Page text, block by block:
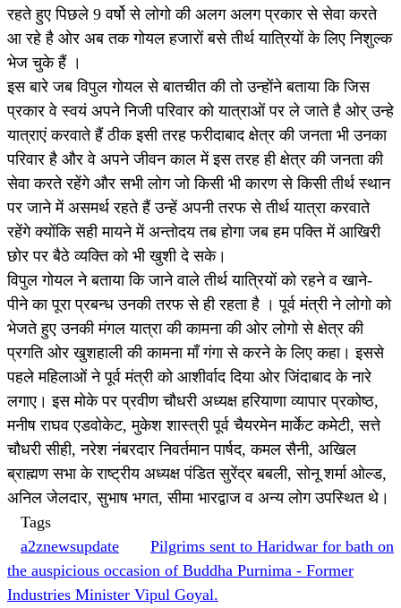
रहते हुए पिछले 9 वर्षो से लोगो की अलग अलग प्रकार से सेवा करते
आ रहे है ओर अब तक गोयल हजारों बसे तीर्थ यात्रियों के लिए निशुल्क
भेज चुके हैं ।
इस बारे जब विपुल गोयल से बातचीत की तो उन्होंने बताया कि जिस
प्रकार वे स्वयं अपने निजी परिवार को यात्राओं पर ले जाते है ओर् उन्हे
यात्राएं करवाते हैं ठीक इसी तरह फरीदाबाद क्षेत्र की जनता भी उनका
परिवार है और वे अपने जीवन काल में इस तरह ही क्षेत्र की जनता की
सेवा करते रहेंगे और सभी लोग जो किसी भी कारण से किसी तीर्थ स्थान
पर जाने में असमर्थ रहते हैं उन्हें अपनी तरफ से तीर्थ यात्रा करवाते
रहेंगे क्योंकि सही मायने में अन्तोदय तब होगा जब हम पक्ति में आखिरी
छोर पर बैठे व्यक्ति को भी खुशी दे सके।
विपुल गोयल ने बताया कि जाने वाले तीर्थ यात्रियों को रहने व खाने-
पीने का पूरा प्रबन्ध उनकी तरफ से ही रहता है । पूर्व मंत्री ने लोगो को
भेजते हुए उनकी मंगल यात्रा की कामना की ओर लोगो से क्षेत्र की
प्रगति ओर खुशहाली की कामना माँ गंगा से करने के लिए कहा। इससे
पहले महिलाओं ने पूर्व मंत्री को आशीर्वाद दिया ओर जिंदाबाद के नारे
लगाए। इस मोके पर प्रवीण चौधरी अध्यक्ष हरियाणा व्यापार प्रकोष्ठ,
मनीष राघव एडवोकेट, मुकेश शास्त्री पूर्व चैयरमेन मार्केट कमेटी, सत्ते
चौधरी सीही, नरेश नंबरदार निवर्तमान पार्षद, कमल सैनी, अखिल
ब्राह्मण सभा के राष्ट्रीय अध्यक्ष पंडित सुरेंद्र बबली, सोनू शर्मा ओल्ड,
अनिल जेलदार, सुभाष भगत, सीमा भारद्वाज व अन्य लोग उपस्थित थे।
Tags
a2znewsupdate
Pilgrims sent to Haridwar for bath on
the auspicious occasion of Buddha Purnima - Former
Industries Minister Vipul Goyal.